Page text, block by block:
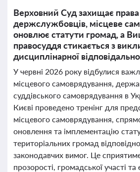
Верховний Суд захищає права
держслужбовців, місцеве
оновлює статути громад, а
правосуддя стикається з
дисциплінарної
У червні 2026 року відбулися
місцевого самоврядування,
суддівського самоврядування в
Києві проведено тренінг для
місцевого самоврядування,
оновлення та імплементацію
територіальних громад
законодавчих вимог. Це
прозорості, громадської участі та